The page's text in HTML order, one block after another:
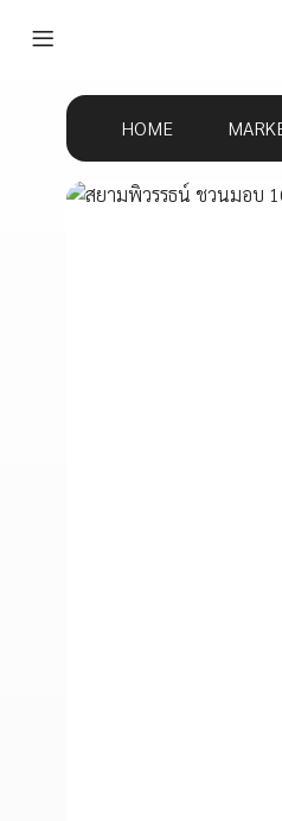
HOME